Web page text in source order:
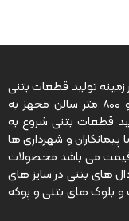
زمینه تولید قطعات بتنی
از سال ۱۳۸۸ در زمینی به مساحت ۵۰۰۰ متر و ۸۰۰ متر سالن مجهز به
قطعات بتنی شروع به
و شهرداری ها
قیمت می باشد محصولات
های بتنی در سایز های
بلوک های بتنی و پوکه